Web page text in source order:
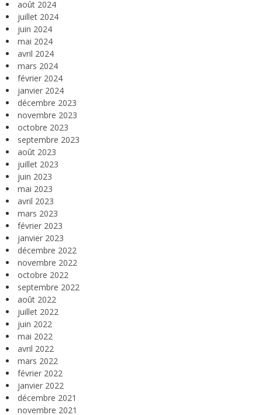
août 2024
juillet 2024
juin 2024
mai 2024
avril 2024
mars 2024
février 2024
janvier 2024
décembre 2023
novembre 2023
octobre 2023
septembre 2023
août 2023
juillet 2023
juin 2023
mai 2023
avril 2023
mars 2023
février 2023
janvier 2023
décembre 2022
novembre 2022
octobre 2022
septembre 2022
août 2022
juillet 2022
juin 2022
mai 2022
avril 2022
mars 2022
février 2022
janvier 2022
décembre 2021
novembre 2021